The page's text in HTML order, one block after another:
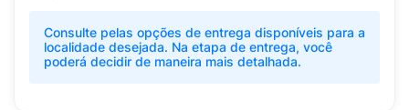
Consulte pelas opções de entrega disponíveis para a
localidade desejada. Na etapa de entrega, você
poderá decidir de maneira mais detalhada.